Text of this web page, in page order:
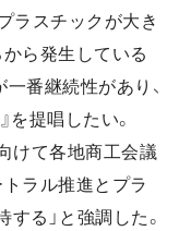
ラスチックが大き
ら発生している
番継続性があり、
を提唱したい。
けて各地商工会議
ラル推進とプラ
る」と強調した。